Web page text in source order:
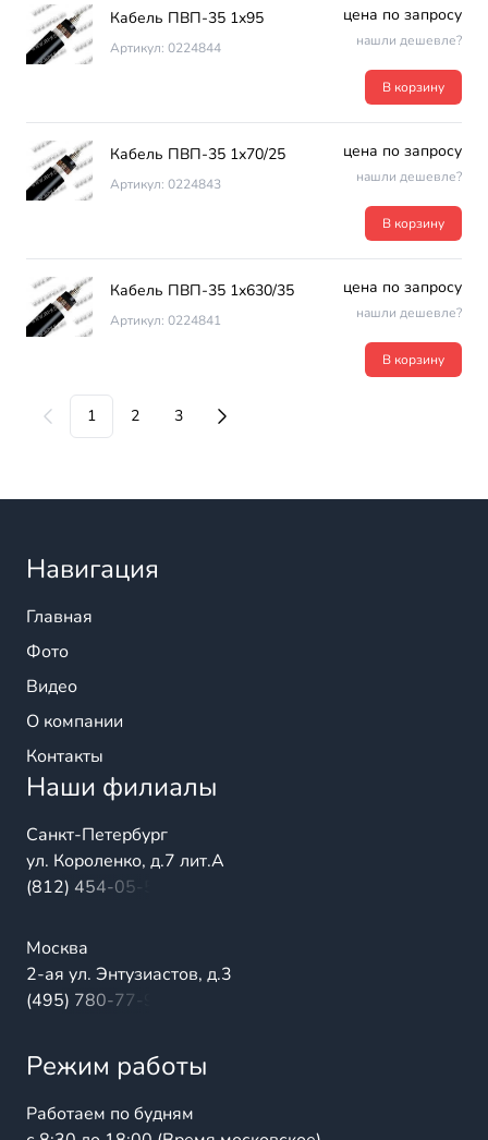
Кабель ПВП-35 1х95
Артикул: 0224844
цена по запросу
нашли дешевле?
В корзину
Кабель ПВП-35 1х70/25
Артикул: 0224843
цена по запросу
нашли дешевле?
В корзину
Кабель ПВП-35 1х630/35
Артикул: 0224841
цена по запросу
нашли дешевле?
В корзину
1 2 3
Навигация
Главная
Фото
Видео
О компании
Контакты
Наши филиалы
Санкт-Петербург
ул. Короленко, д.7 лит.А
(812) 454-05-54
Москва
2-ая ул. Энтузиастов, д.3
(495) 780-77-98
Режим работы
Работаем по будням